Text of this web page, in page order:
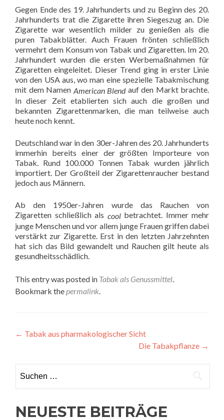
Gegen Ende des 19. Jahrhunderts und zu Beginn des 20.
Jahrhunderts trat die Zigarette ihren Siegeszug an. Die
Zigarette war wesentlich milder zu genießen als die
puren Tabakblätter. Auch Frauen frönten schließlich
vermehrt dem Konsum von Tabak und Zigaretten. Im 20.
Jahrhundert wurden die ersten Werbemaßnahmen für
Zigaretten eingeleitet. Dieser Trend ging in erster Linie
von den USA aus, wo man eine spezielle Tabakmischung
mit dem Namen American Blendauf den Markt brachte.
In dieser Zeit etablierten sich auch die großen und
bekannten Zigarettenmarken, die man teilweise auch
heute noch kennt.
Deutschland war in den 30er-Jahren des 20. Jahrhunderts
immerhin bereits einer der größten Importeure von
Tabak. Rund 100.000 Tonnen Tabak wurden jährlich
importiert. Der Großteil der Zigarettenraucher bestand
jedoch aus Männern.
Ab den 1950er-Jahren wurde das Rauchen von
Zigaretten schließlich als coolbetrachtet. Immer mehr
junge Menschen und vor allem junge Frauen griffen dabei
verstärkt zur Zigarette. Erst in den letzten Jahrzehnten
hat sich das Bild gewandelt und Rauchen gilt heute als
gesundheitsschädlich.
This entry was posted in Tabak als Genussmittel.
Bookmark thepermalink.
Beitragsnavigation
← Tabak aus pharmakologischer Sicht
Die Tabakpflanze →
nach:
NEUESTE BEITRÄGE